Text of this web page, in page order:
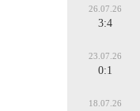
26.07.26
3:4
23.07.26
0:1
18.07.26